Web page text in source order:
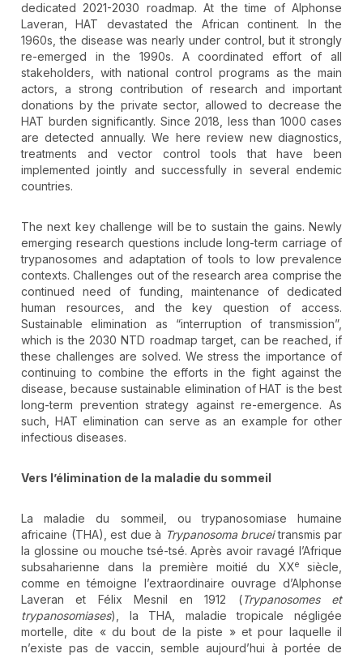
dedicated 2021-2030 roadmap. At the time of Alphonse
Laveran, HAT devastated the African continent. In the
1960s, the disease was nearly under control, but it strongly
re-emerged in the 1990s. A coordinated effort of all
stakeholders, with national control programs as the main
actors, a strong contribution of research and important
donations by the private sector, allowed to decrease the
HAT burden significantly. Since 2018, less than 1000 cases
are detected annually. We here review new diagnostics,
treatments and vector control tools that have been
implemented jointly and successfully in several endemic
countries.
The next key challenge will be to sustain the gains. Newly
emerging research questions include long-term carriage of
trypanosomes and adaptation of tools to low prevalence
contexts. Challenges out of the research area comprise the
continued need of funding, maintenance of dedicated
human resources, and the key question of access.
Sustainable elimination as “interruption of transmission”,
which is the 2030 NTD roadmap target, can be reached, if
these challenges are solved. We stress the importance of
continuing to combine the efforts in the fight against the
disease, because sustainable elimination of HAT is the best
long-term prevention strategy against re-emergence. As
such, HAT elimination can serve as an example for other
infectious diseases.
Vers l’élimination de la maladie du sommeil
La maladie du sommeil, ou trypanosomiase humaine
africaine (THA), est due à Trypanosoma bruceitransmis par
la glossine ou mouche tsé-tsé. Après avoir ravagé l’Afrique
subsaharienne dans la première moitié du XXesiècle,
comme en témoigne l’extraordinaire ouvrage d’Alphonse
Laveran et Félix Mesnil en 1912 (Trypanosomes et
trypanosomiases), la THA, maladie tropicale négligée
mortelle, dite « du bout de la piste » et pour laquelle il
n’existe pas de vaccin, semble aujourd’hui à portée de